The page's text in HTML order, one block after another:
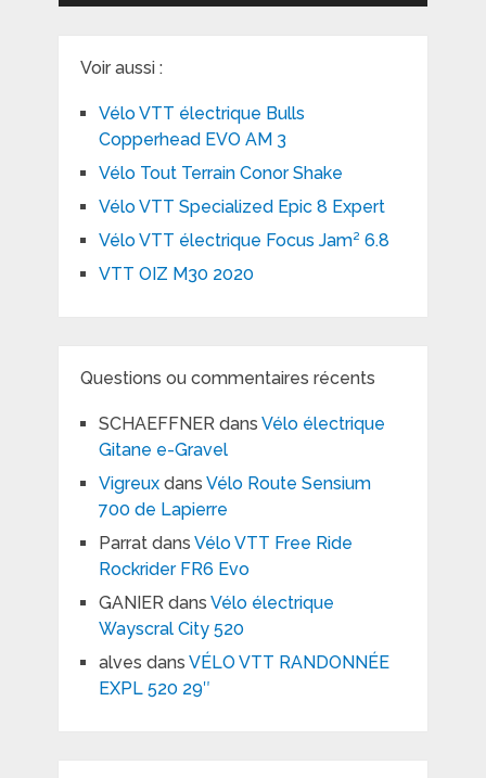
Voir aussi :
Vélo VTT électrique Bulls
Copperhead EVO AM 3
Vélo Tout Terrain Conor Shake
Vélo VTT Specialized Epic 8 Expert
Vélo VTT électrique Focus Jam² 6.8
VTT OIZ M30 2020
Questions ou commentaires récents
SCHAEFFNERdans Vélo électrique
Gitane e-Gravel
Vigreuxdans Vélo Route Sensium
700 de Lapierre
Parratdans Vélo VTT Free Ride
Rockrider FR6 Evo
GANIERdans Vélo électrique
Wayscral City 520
alves dans VÉLO VTT RANDONNÉE
EXPL 520 29″